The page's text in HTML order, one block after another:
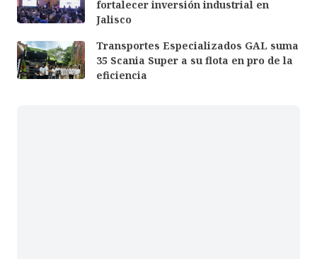
fortalecer inversión industrial en
Jalisco
Transportes Especializados GAL suma
35 Scania Super a su flota en pro de la
eficiencia